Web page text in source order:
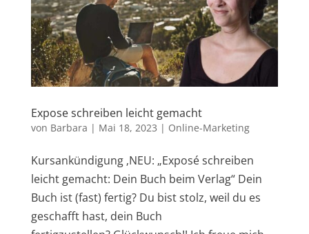
Expose schreiben leicht gemacht
von Barbara | Mai 18, 2023 | Online-Marketing
Kursankündigung ‚NEU: „Exposé schreiben
leicht gemacht: Dein Buch beim Verlag“ Dein
Buch ist (fast) fertig? Du bist stolz, weil du es
geschafft hast, dein Buch